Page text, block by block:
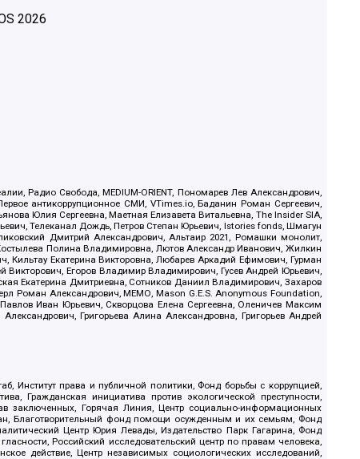
2026
Радио Свобода, MEDIUM-ORIENT, Пономарев Лев Александрович,
антикоррупционное СМИ, VTimes.io, Баданин Роман Сергеевич,
Юлия Сергеевна, Маетная Елизавета Витальевна, The Insider SIA,
Телеканал Дождь, Петров Степан Юрьевич, Istories fonds, Шмагун
Дмитрий Александрович, Альтаир 2021, Ромашки монолит,
Полина Владимировна, Лютов Александр Иванович, Жилкин
Екатерина Викторовна, Любарев Аркадий Ефимович, Гурман
Егоров Владимир Владимирович, Гусев Андрей Юрьевич,
Екатерина Дмитриевна, Сотников Даниил Владимирович, Захаров
Роман Александрович, МЕМО, Mason G.E.S. Anonymous Foundation,
Иван Юрьевич, Скворцова Елена Сергеевна, Оленичев Максим
Григорьева Алина Александровна, Григорьев Андрей
Институт права и публичной политики, Фонд борьбы с коррупцией,
Гражданская инициатива против экологической преступности,
заключенных, Горячая Линия, Центр социально-информационных
Благотворительный фонд помощи осужденным и их семьям, Фонд
Центр Юрия Левады, Издательство Парк Гагарина, Фонд
Российский исследовательский центр по правам человека,
действие, Центр независимых социологических исследований,